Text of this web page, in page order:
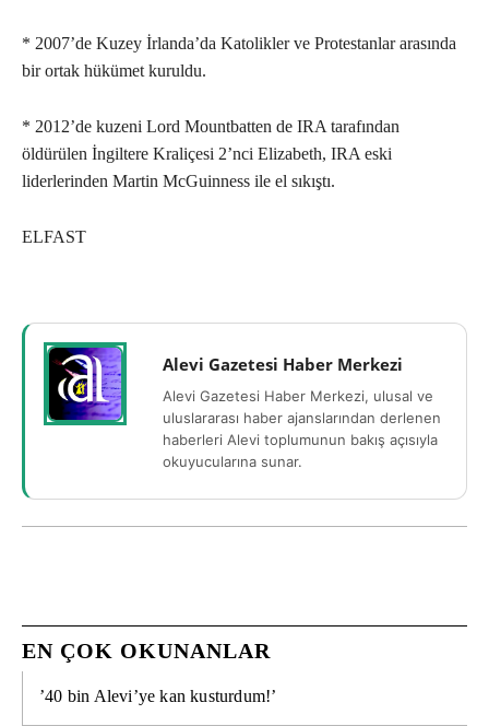
* 2007’de Kuzey İrlanda’da Katolikler ve Protestanlar arasında
bir ortak hükümet kuruldu.
* 2012’de kuzeni Lord Mountbatten de IRA tarafından
öldürülen İngiltere Kraliçesi 2’nci Elizabeth, IRA eski
liderlerinden Martin McGuinness ile el sıkıştı.
ELFAST
Alevi Gazetesi Haber Merkezi
Alevi Gazetesi Haber Merkezi, ulusal ve
uluslararası haber ajanslarından derlenen
haberleri Alevi toplumunun bakış açısıyla
okuyucularına sunar.
EN ÇOK OKUNANLAR
’40 bin Alevi’ye kan kusturdum!’